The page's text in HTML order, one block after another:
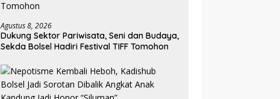
Agustus 8, 2026
Dukung Sektor Pariwisata, Seni dan Budaya,
Sekda Bolsel Hadiri Festival TIFF Tomohon